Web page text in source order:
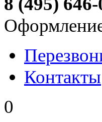
Оформление
Контакты
0